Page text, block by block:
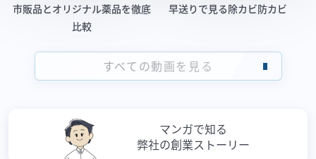
市販品とオリジナル薬品を徹底
比較
早送りで見る除カビ防カビ
すべての動画を見る
マンガで知る
弊社の創業ストーリー